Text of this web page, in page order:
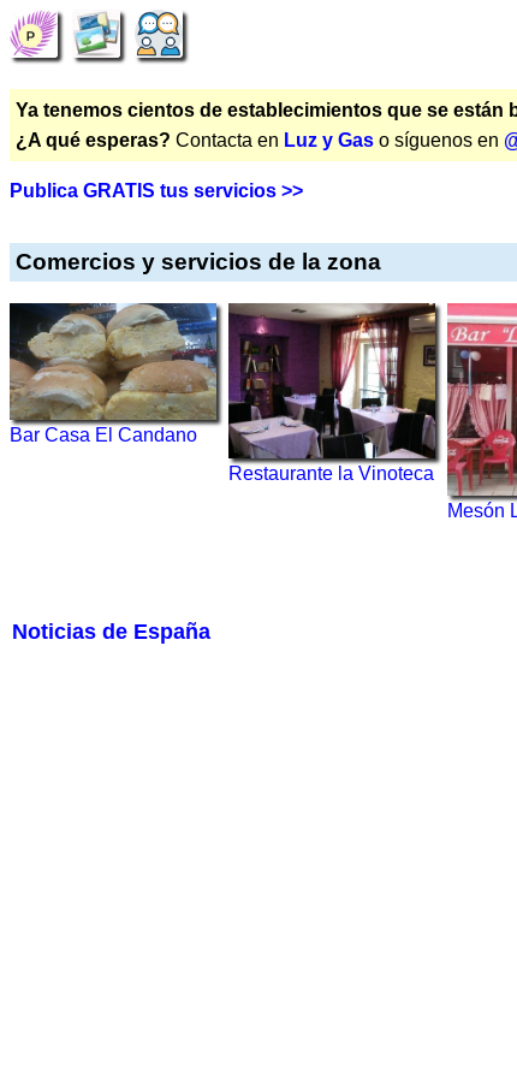
Ya tenemos cientos de establecimientos que se
¿A qué esperas? Contacta en Luz y Gas o síguenos en
Publica GRATIS tus servicios >>
Comercios y servicios de la zona
Bar Casa El Candano
Restaurante la Vinoteca
Mesón
Noticias de España